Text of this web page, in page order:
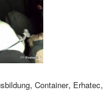
, Container, Erhatec,